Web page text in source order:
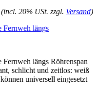
(incl. 20% USt. zzgl. Versand)
Fernweh längs
längs Röhrenspan
schlicht und zeitlos: weiß
universell eingesetzt